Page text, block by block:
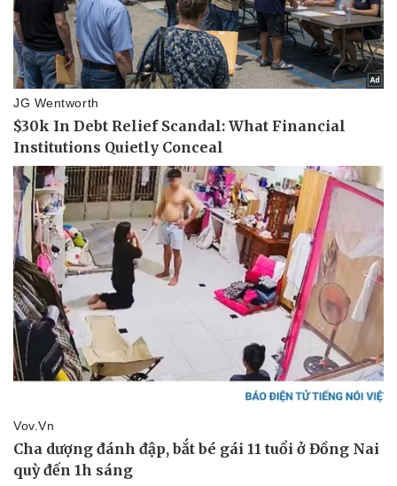
Thể thao
Bóng đá
Lịch thi đấu bóng đá
Thế giới thể thao
eSports
Hậu trường
Ô tô - Xe máy
Ô tô
Xe máy
Tư vấn